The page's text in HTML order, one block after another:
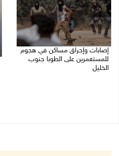
إصابات وإحراق مساكن في هجوم
للمستعمرين على الطوبا جنوب
الخليل